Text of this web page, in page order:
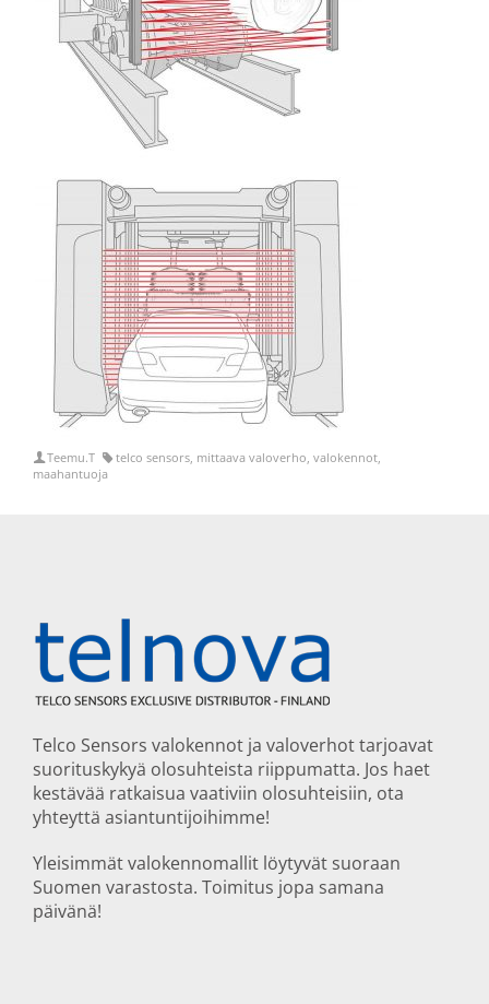
Teemu.T telco sensors, mittaava valoverho,valokennot,
maahantuoja
Telco Sensors valokennot ja valoverhot tarjoavat
suorituskykyä olosuhteista riippumatta. Jos haet
kestävää ratkaisua vaativiin olosuhteisiin, ota
yhteyttä asiantuntijoihimme!
Yleisimmät valokennomallit löytyvät suoraan
Suomen varastosta. Toimitus jopa samana
päivänä!